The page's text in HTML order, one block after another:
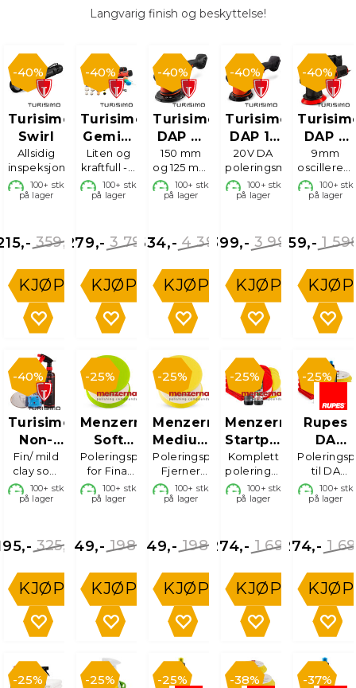
Langvarig finish og beskyttelse!
40%
Turisimo
Swirl
Allsidig
inspeksjonslykt
100+ stk
på lager
359,-
KJØP
40%
Turisimo
Gemini
Mini
Poleringsmaskin
Liten og
kraftfull - 2
maskiner i
sett
100+ stk
på lager
3 799,-
2 279,-
KJØP
40%
Turisimo
DAP 21
X, 20V
150 mm
og 125 mm
bakplate
100+ stk
på lager
4 390,-
2 634,-
KJØP
40%
Turisimo
DAP 15
X
20V DA
poleringsmaskin
100+ stk
på lager
3 998,-
2 399,-
KJØP
40%
DAP 9
9mm
- 780W
125mm
100+ stk
på lager
1
959,-
KJØP
40%
Turisimo
Non-
Marring
Clay Kit
Fin/ mild
clay som
ikke
"marrer"
100+ stk
på lager
325,-
KJØP
25%
Menzerna
Soft
Cut
Standard
130/150mm
Poleringspute
for Final
finish, 1 stk
100+ stk
på lager
198,-
149,-
KJØP
25%
Menzerna
Medium
Cut
Standard
130/150mm
Poleringspute
Fjerner
lette
riper, 1 stk
100+ stk
på lager
198,-
149,-
KJØP
25%
Menzerna
Startpakke
Polering
130 mm
Komplett
poleringskit
for maskin
100+ stk
på lager
1 699,-
1 274,-
KJØP
25%
Rupes
DA
til DA
maskin
130/150
100+ stk
på lager
1
1 274,-
KJØP
25% 25% 25% 38% 37%